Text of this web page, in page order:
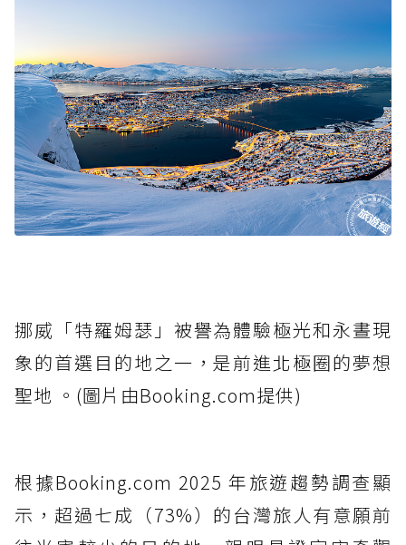
挪威「特羅姆瑟」被譽為體驗極光和永晝現
象的首選目的地之一，是前進北極圈的夢想
聖地 。(圖片由Booking.com提供)
根據Booking.com 2025 年旅遊趨勢調查顯
示，超過七成（73%）的台灣旅人有意願前